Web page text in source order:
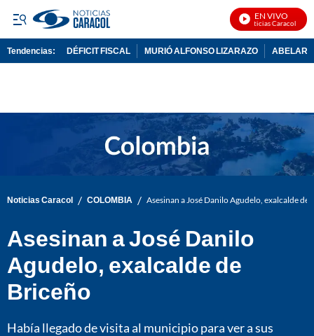
EN VIVO
Noticias Caracol En
Tendencias: DÉFICIT FISCAL MURIÓ ALFONSO LIZARAZO
Noticias Caracol / COLOMBIA / Asesinan a José Danilo Agudelo, exalcalde de
Asesinan a José Danilo
Agudelo, exalcalde de
Briceño
Había llegado de visita al municipio para ver a sus